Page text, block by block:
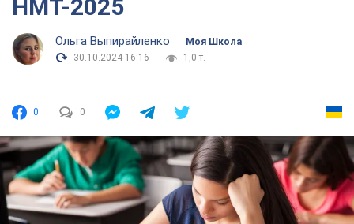
НМТ-2025
Ольга Выпирайленко
Моя Школа
30.10.2024 16:16
1,0 т.
0 0